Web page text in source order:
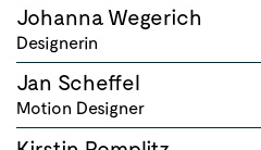
Johanna Wegerich
Designerin
Jan Scheffel
Motion Designer